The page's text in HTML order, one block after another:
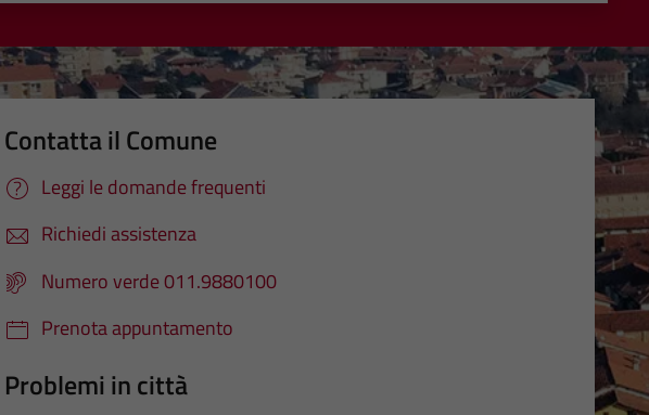
Contatta il Comune
Leggi le domande frequenti
Richiedi assistenza
Numero verde 011.9880100
Prenota appuntamento
Problemi in città